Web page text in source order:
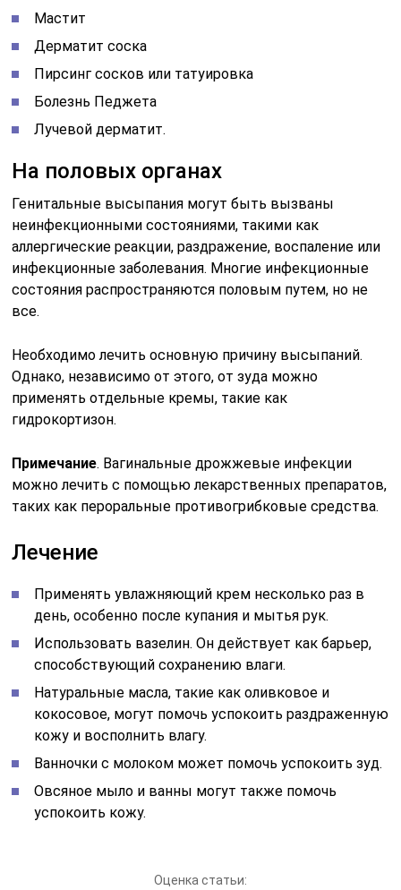
Мастит
Дерматит соска
Пирсинг сосков или татуировка
Болезнь Педжета
Лучевой дерматит.
На половых органах
Генитальные высыпания могут быть вызваны
неинфекционными состояниями, такими как
аллергические реакции, раздражение, воспаление или
инфекционные заболевания. Многие инфекционные
состояния распространяются половым путем, но не
все.
Необходимо лечить основную причину высыпаний.
Однако, независимо от этого, от зуда можно
применять отдельные кремы, такие как
гидрокортизон.
Примечание. Вагинальные дрожжевые инфекции
можно лечить с помощью лекарственных препаратов,
таких как пероральные противогрибковые средства.
Лечение
Применять увлажняющий крем несколько раз в
день, особенно после купания и мытья рук.
Использовать вазелин. Он действует как барьер,
способствующий сохранению влаги.
Натуральные масла, такие как оливковое и
кокосовое, могут помочь успокоить раздраженную
кожу и восполнить влагу.
Ванночки с молоком может помочь успокоить зуд.
Овсяное мыло и ванны могут также помочь
успокоить кожу.
Оценка статьи: